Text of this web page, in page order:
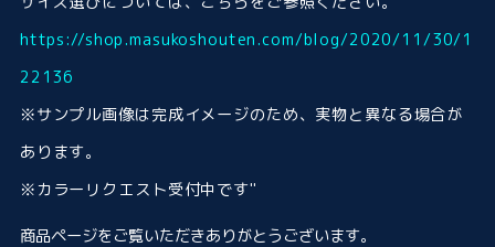
https://shop.masukoshouten.com/blog/2020/11/30/1
22136
※サンプル画像は完成イメージのため、実物と異なる場合が
あります。
※カラーリクエスト受付中です"
商品ページをご覧いただきありがとうございます。